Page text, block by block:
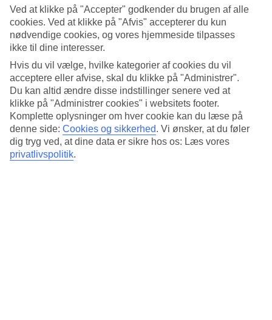
8/13
9/13
10/13
Ved at klikke på "Accepter" godkender du brugen af alle
cookies. Ved at klikke på "Afvis" accepterer du kun
nødvendige cookies, og vores hjemmeside tilpasses
ikke til dine interesser.
Hvis du vil vælge, hvilke kategorier af cookies du vil
acceptere eller afvise, skal du klikke på "Administrer".
Du kan altid ændre disse indstillinger senere ved at
klikke på "Administrer cookies" i websitets footer.
Komplette oplysninger om hver cookie kan du læse på
denne side: Cookies og sikkerhed. Vi ønsker, at du føler
dig tryg ved, at dine data er sikre hos os: Læs vores
privatlivspolitik.